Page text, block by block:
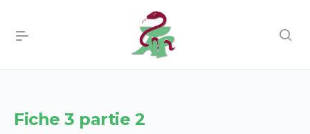
Fiche 3 partie 2